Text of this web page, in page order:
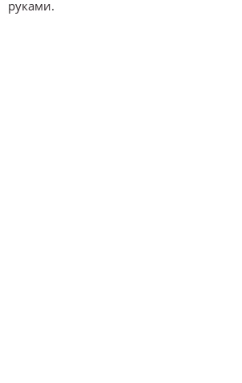
руками.